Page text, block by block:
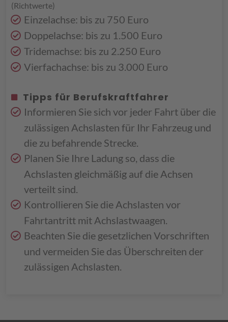
(Richtwerte)
Einzelachse: bis zu 750 Euro
Doppelachse: bis zu 1.500 Euro
Tridemachse: bis zu 2.250 Euro
Vierfachachse: bis zu 3.000 Euro
Tipps für Berufskraftfahrer
Informieren Sie sich vor jeder Fahrt über die
zulässigen Achslasten für Ihr Fahrzeug und
die zu befahrende Strecke.
Planen Sie Ihre Ladung so, dass die
Achslasten gleichmäßig auf die Achsen
verteilt sind.
Kontrollieren Sie die Achslasten vor
Fahrtantritt mit Achslastwaagen.
Beachten Sie die gesetzlichen Vorschriften
und vermeiden Sie das Überschreiten der
zulässigen Achslasten.